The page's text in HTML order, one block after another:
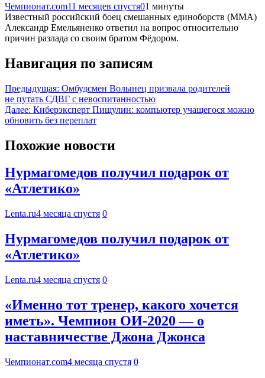
Чемпионат.com11 месяцев спустя01 минуты
Известный российский боец смешанных единоборств (ММА)
Александр Емельяненко ответил на вопрос относительно
причин разлада со своим братом Фёдором.
Навигация по записям
Предыдущая: Омбудсмен Волынец призвала родителей
не путать СДВГ с невоспитанностью
Далее: Киберэксперт Пищулин: компьютер учащегося можно
обновить без переплат
Похожие новости
Нурмагомедов получил подарок от
«Атлетико»
Lenta.ru4 месяца спустя 0
Нурмагомедов получил подарок от
«Атлетико»
Lenta.ru4 месяца спустя 0
«Именно тот тренер, какого хочется
иметь». Чемпион ОИ-2020 — о
наставничестве Джона Джонса
Чемпионат.com4 месяца спустя 0